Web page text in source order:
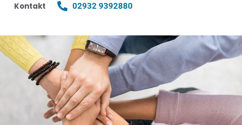
Kontakt 02932 9392880